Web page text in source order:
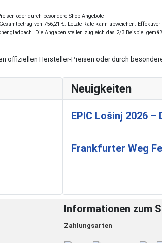
oder durch besondere Shop-Angebote
von 756,21 €. Letzte Rate kann abweichen.
Die Angaben stellen zugleich das 2/3 Beispiel
offiziellen Hersteller-Preisen oder durch
Neuigkeiten
EPIC Lošinj 2026
Frankfurter Weg
Informationen zum
Zahlungsarten